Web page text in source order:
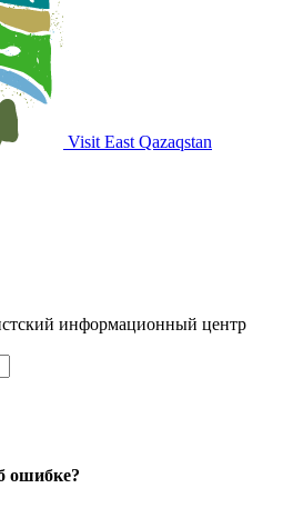
Visit East Qazaqstan
информационный центр
ошибке?